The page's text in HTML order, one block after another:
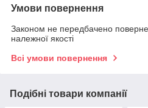
Умови повернення
Законом не передбачено
належної якості
Всі умови повернення
Подібні товари компанії